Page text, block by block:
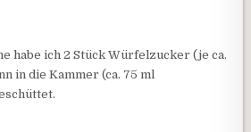
habe ich 2 Stück Würfelzucker (je ca.
in die Kammer (ca. 75 ml